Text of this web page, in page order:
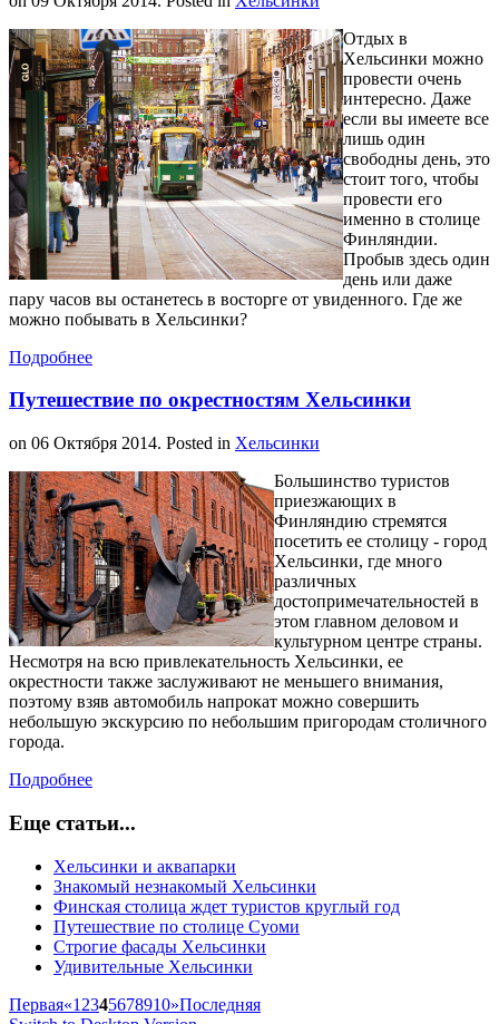
Отдых в
Хельсинки можно
провести очень
интересно. Даже
если вы имеете все
лишь один
свободны день, это
стоит того, чтобы
провести его
именно в столице
Финляндии.
Пробыв здесь один
день или даже
пару часов вы останетесь в восторге от увиденного. Где же
можно побывать в Хельсинки?
Подробнее
Путешествие по окрестностям Хельсинки
on 06 Октября 2014. Posted in Хельсинки
Большинство туристов
приезжающих в
Финляндию стремятся
посетить ее столицу - город
Хельсинки, где много
различных
достопримечательностей в
этом главном деловом и
культурном центре страны.
Несмотря на всю привлекательность Хельсинки, ее
окрестности также заслуживают не меньшего внимания,
поэтому взяв автомобиль напрокат можно совершить
небольшую экскурсию по небольшим пригородам столичного
города.
Подробнее
Еще статьи...
Хельсинки и аквапарки
Знакомый незнакомый Хельсинки
Финская столица ждет туристов круглый год
Путешествие по столице Суоми
Строгие фасады Хельсинки
Удивительные Хельсинки
Первая«1 2345678910»Последняя